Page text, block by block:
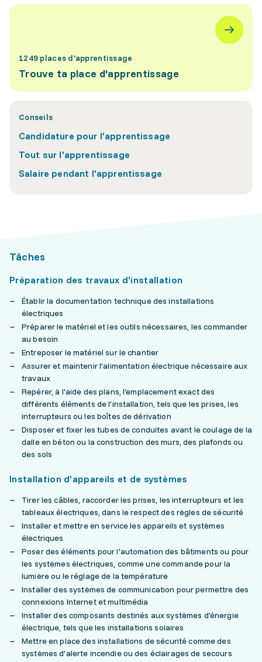
1249 places d'apprentissage
Trouve ta place d'apprentissage
Conseils
Candidature pour l'apprentissage
Tout sur l'apprentissage
Salaire pendant l'apprentissage
Tâches
Préparation des travaux d'installation
Établir la documentation technique des installations
électriques
Préparer le matériel et les outils nécessaires, les commander
au besoin
Entreposer le matériel sur le chantier
Assurer et maintenir l'alimentation électrique nécessaire aux
travaux
Repérer, à l'aide des plans, l'emplacement exact des
différents éléments de l'installation, tels que les prises, les
interrupteurs ou les boîtes de dérivation
Disposer et fixer les tubes de conduites avant le coulage de la
dalle en béton ou la construction des murs, des plafonds ou
des sols
Installation d'appareils et de systèmes
Tirer les câbles, raccorder les prises, les interrupteurs et les
tableaux électriques, dans le respect des règles de sécurité
Installer et mettre en service les appareils et systèmes
électriques
Poser des éléments pour l'automation des bâtiments ou pour
les systèmes électriques, comme une commande pour la
lumière ou le réglage de la température
Installer des systèmes de communication pour permettre des
connexions Internet et multimédia
Installer des composants destinés aux systèmes d'énergie
électrique, tels que les installations solaires
Mettre en place des installations de sécurité comme des
systèmes d'alerte incendie ou des éclairages de secours